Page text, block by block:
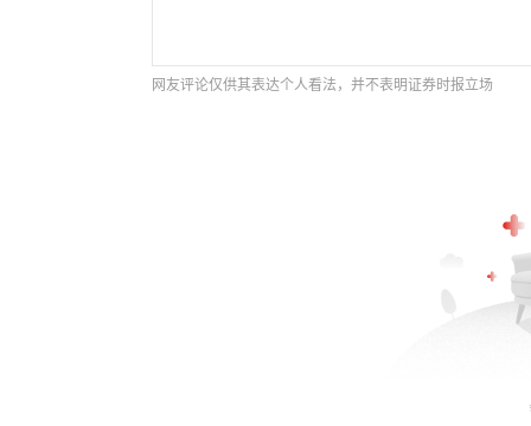
网友评论仅供其表达个人看法，并不表明证券时报立场